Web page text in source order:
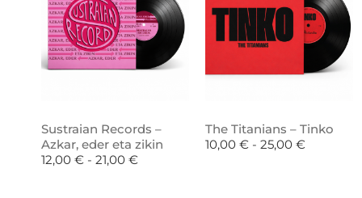
Sustraian Records –
Azkar, eder eta zikin
12,00 € - 21,00 €
The Titanians – Tinko
10,00 € - 25,00 €